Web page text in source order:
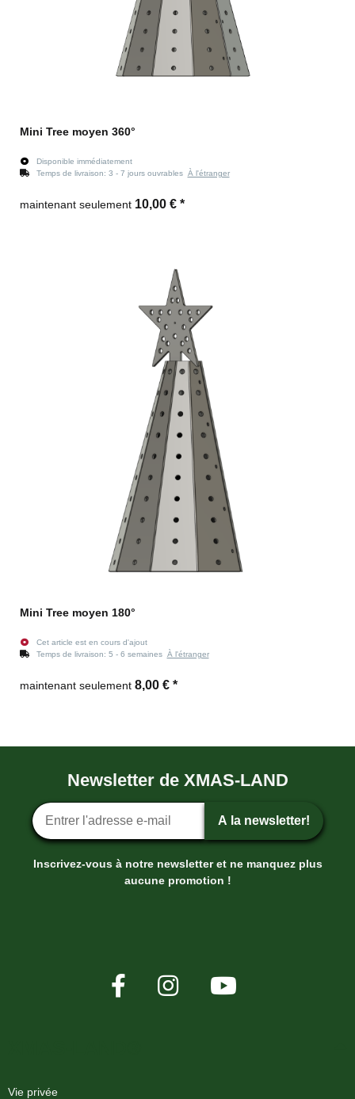
Mini Tree moyen 360°
Disponible immédiatement
Temps de livraison: 3 - 7 jours ouvrables À l'étranger
maintenant seulement 10,00 € *
Mini Tree moyen 180°
Cet article est en cours d'ajout
Temps de livraison: 5 - 6 semaines À l'étranger
maintenant seulement 8,00 € *
Newsletter de XMAS-LAND
Inscription ? la newsletter
A la newsletter!
Inscrivez-vous à notre newsletter et ne manquez plus
aucune promotion !
Vie privée